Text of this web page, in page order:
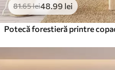
81.65lei48 .99 lei